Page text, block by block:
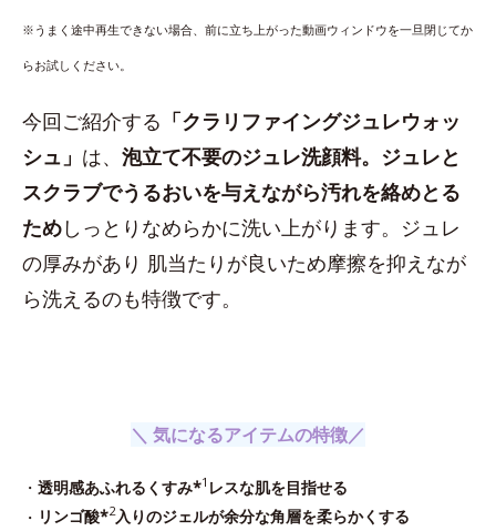
※うまく途中再生できない場合、前に立ち上がった動画ウィンドウを一旦閉じてか
らお試しください。
今回ご紹介する 「クラリファイングジュレウォッ
シュ」 は、 泡立て不要のジュレ洗顔料。ジュレと
スクラブでうるおいを与えながら汚れを絡めとる
ためしっとりなめらかに洗い上がります。ジュレ
の厚みがあり 肌当たりが良いため摩擦を抑えなが
ら洗えるのも特徴です。
＼ 気になるアイテムの特徴／
・ 透明感あふれるくすみ*1 レスな肌を目指せる
・ リンゴ酸*2入りのジェルが余分な角層を柔らかくする